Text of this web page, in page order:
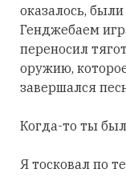
оказалось,
Генджебаем
переносил
оружию,
завершался
Когда-то ты
Я тосковал по